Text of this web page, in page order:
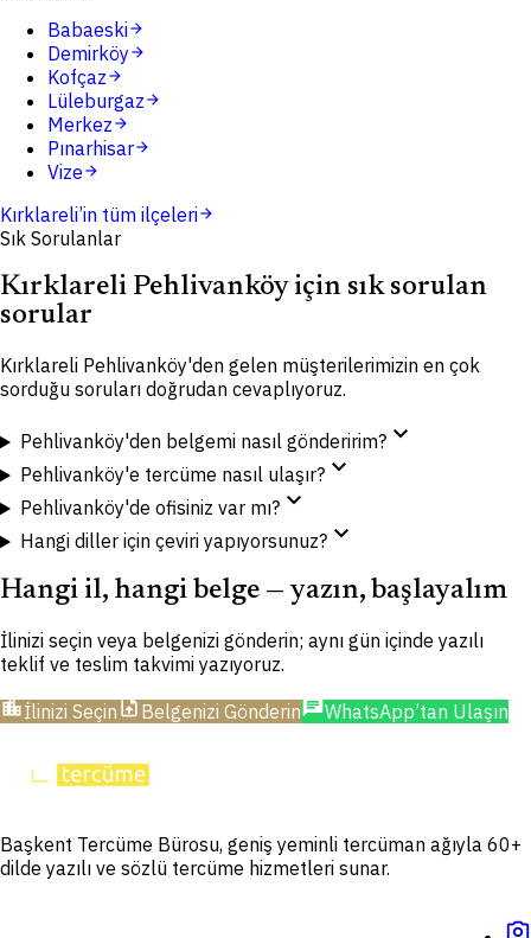
Babaeskiarrow_forward
Demirköyarrow_forward
Kofçazarrow_forward
Lüleburgazarrow_forward
Merkezarrow_forward
Pınarhisararrow_forward
Vizearrow_forward
Kırklareli’in tüm ilçeleriarrow_forward
Sık Sorulanlar
Kırklareli Pehlivanköy için sık sorulan
sorular
Kırklareli Pehlivanköy'den gelen müşterilerimizin en çok
sorduğu soruları doğrudan cevaplıyoruz.
Pehlivanköy'den belgemi nasıl gönderirim?expand_more
Pehlivanköy'e tercüme nasıl ulaşır?expand_more
Pehlivanköy'de ofisiniz var mı?expand_more
Hangi diller için çeviri yapıyorsunuz?expand_more
Hangi il, hangi belge — yazın, başlayalım
İlinizi seçin veya belgenizi gönderin; aynı gün içinde yazılı
teklif ve teslim takvimi yazıyoruz.
location_cityİlinizi Seçinupload_fileBelgenizi GönderinchatWhatsApp’tan Ulaşın
Başkent Tercüme Bürosu, geniş yeminli tercüman ağıyla 60+
dilde yazılı ve sözlü tercüme hizmetleri sunar.
photo_camera